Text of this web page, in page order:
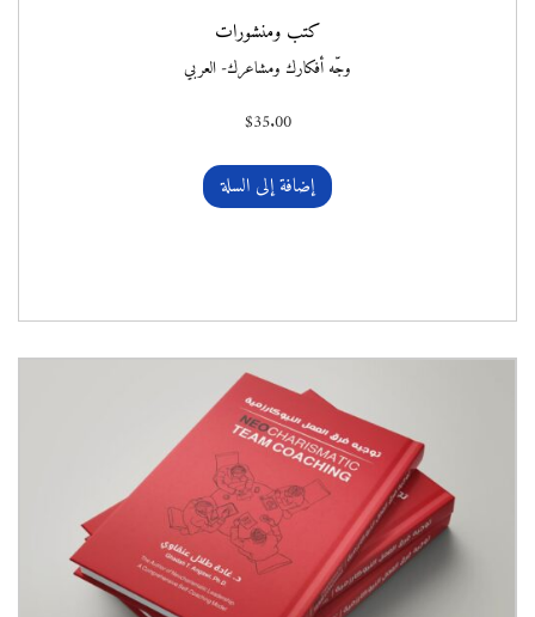
كتب ومنشورات
وجّه أفكارك ومشاعرك- العربي
$35.00
إضافة إلى السلة